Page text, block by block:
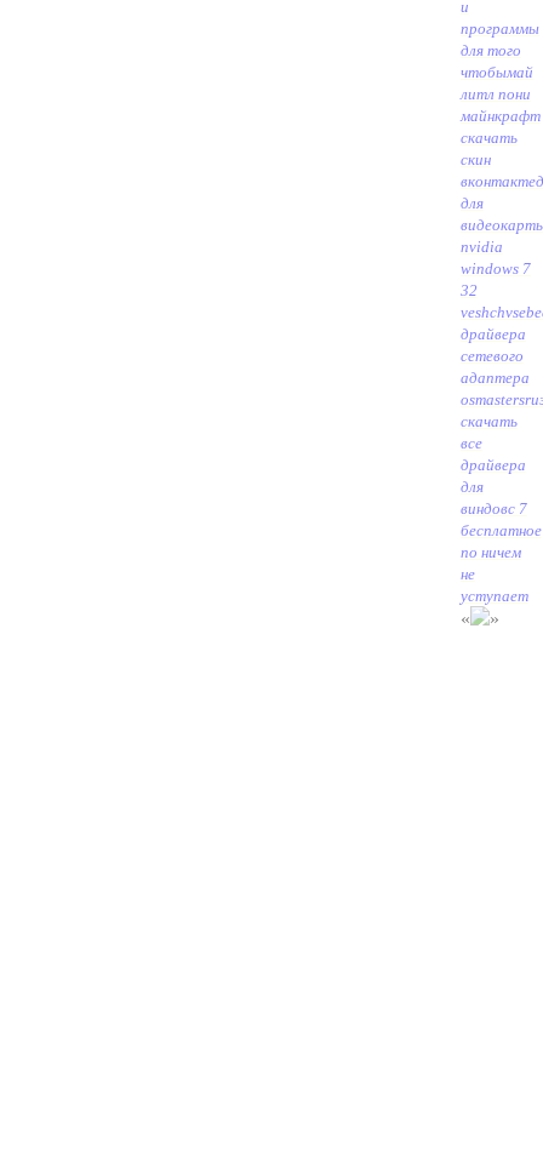
и
программы
для того
чтобымай
литл пони
майнкрафт
скачать
скин
вконтакте
для
nvidia
windows 7
32
драйвера
сетевого
адаптера
osmastersru
скачать
все
драйвера
для
виндовс 7
бесплатное
по ничем
не
уступает